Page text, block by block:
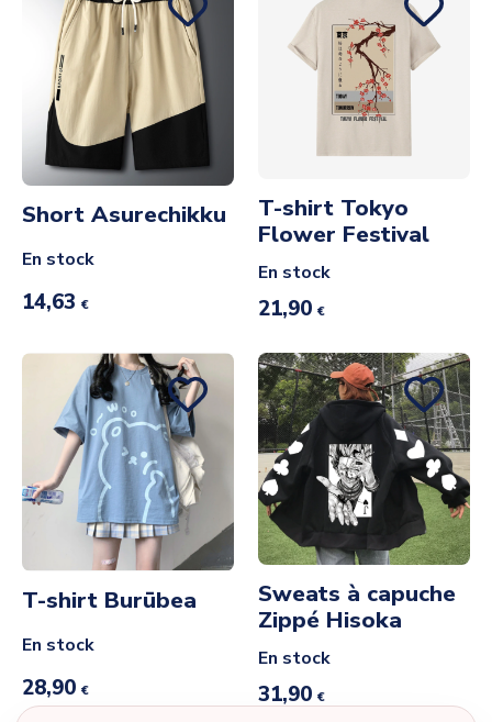
Short Asurechikku
En stock
14,63 €
T-shirt Tokyo
Flower Festival
En stock
21,90 €
T-shirt Burūbea
En stock
28,90 €
Sweats à capuche
Zippé Hisoka
En stock
31,90 €